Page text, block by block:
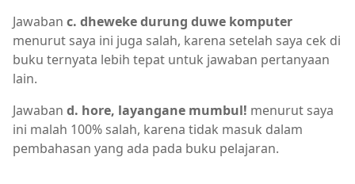
Jawaban c. dheweke durung duwe komputer
menurut saya ini juga salah, karena setelah saya cek di
buku ternyata lebih tepat untuk jawaban pertanyaan
lain.
Jawaban d. hore, layangane mumbul! menurut saya
ini malah 100% salah, karena tidak masuk dalam
pembahasan yang ada pada buku pelajaran.